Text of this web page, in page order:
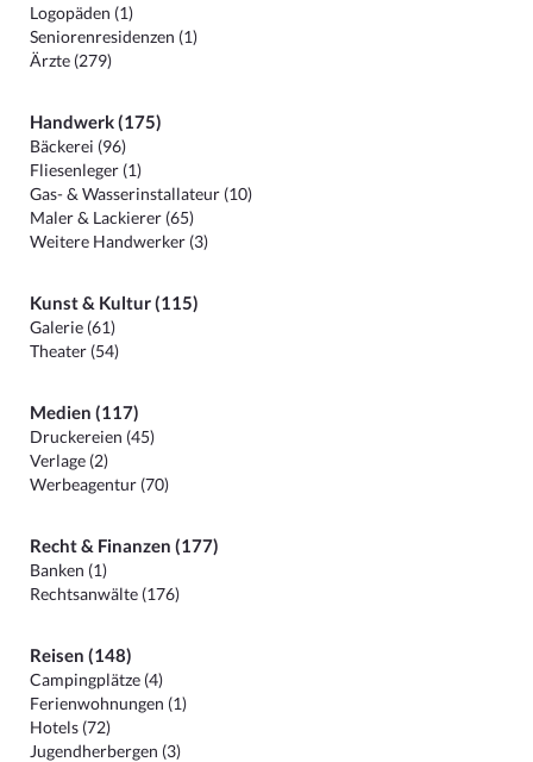
Logopäden (1)
Seniorenresidenzen (1)
Ärzte (279)
Handwerk (175)
Bäckerei (96)
Fliesenleger (1)
Gas- & Wasserinstallateur (10)
Maler & Lackierer (65)
Weitere Handwerker (3)
Kunst & Kultur (115)
Galerie (61)
Theater (54)
Medien (117)
Druckereien (45)
Verlage (2)
Werbeagentur (70)
Recht & Finanzen (177)
Banken (1)
Rechtsanwälte (176)
Reisen (148)
Campingplätze (4)
Ferienwohnungen (1)
Hotels (72)
Jugendherbergen (3)